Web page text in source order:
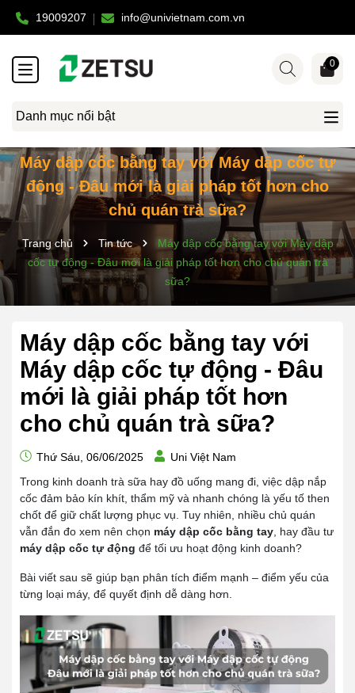
19009207 info@univietnam.com.vn
Danh mục nổi bật
0
Máy dập cốc bằng tay với Máy dập cốc tự
động - Đâu mới là giải pháp tốt hơn cho
chủ quán trà sữa?
Trang chủ Tin tức
Máy dập cốc bằng tay với Máy dập
cốc tự động - Đâu mới là giải pháp tốt hơn cho chủ quán trà
sữa?
Máy dập cốc bằng tay với
Máy dập cốc tự động - Đâu
mới là giải pháp tốt hơn
cho chủ quán trà sữa?
Thứ Sáu, 06/06/2025
Uni Việt Nam
Trong kinh doanh trà sữa hay đồ uống mang đi, việc dập nắp
cốc đảm bảo kín khít, thẩm mỹ và nhanh chóng là yếu tố then
chốt để giữ chất lượng phục vụ. Tuy nhiên, nhiều chủ quán
vẫn đắn đo xem nên chọn máy dập cốc bằng tay , hay đầu tư
máy dập cốc tự động để tối ưu hoạt động kinh doanh?
Bài viết sau sẽ giúp bạn phân tích điểm mạnh – điểm yếu của
từng loại máy, để quyết định dễ dàng hơn.